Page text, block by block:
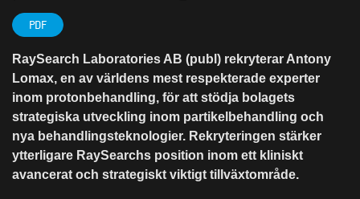
PDF
RaySearch Laboratories AB (publ) rekryterar Antony
Lomax, en av världens mest respekterade experter
inom protonbehandling, för att stödja bolagets
strategiska utveckling inom partikelbehandling och
nya behandlingsteknologier. Rekryteringen stärker
ytterligare RaySearchs position inom ett kliniskt
avancerat och strategiskt viktigt tillväxtområde.